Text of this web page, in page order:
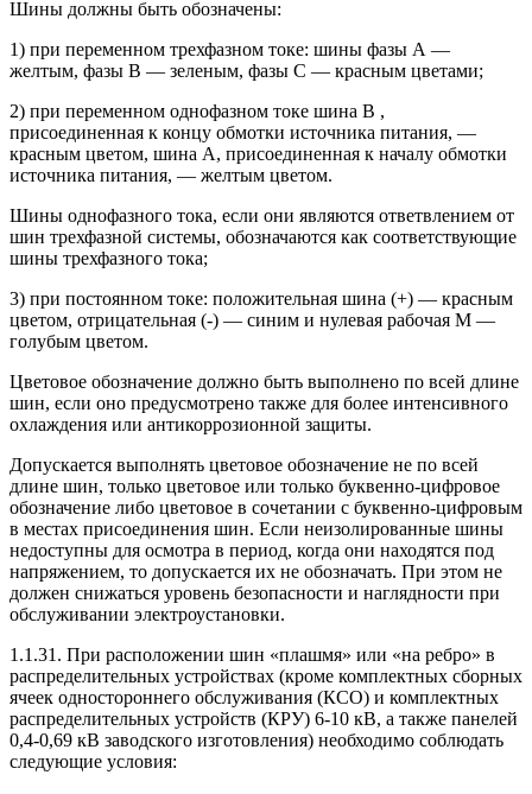
Шины должны быть обозначены:
1) при переменном трехфазном токе: шины фазы А —
желтым, фазы В — зеленым, фазы С — красным цветами;
2) при переменном однофазном токе шина В ,
присоединенная к концу обмотки источника питания, —
красным цветом, шина А, присоединенная к началу обмотки
источника питания, — желтым цветом.
Шины однофазного тока, если они являются ответвлением от
шин трехфазной системы, обозначаются как соответствующие
шины трехфазного тока;
3) при постоянном токе: положительная шина (+) — красным
цветом, отрицательная (-) — синим и нулевая рабочая М —
голубым цветом.
Цветовое обозначение должно быть выполнено по всей длине
шин, если оно предусмотрено также для более интенсивного
охлаждения или антикоррозионной защиты.
Допускается выполнять цветовое обозначение не по всей
длине шин, только цветовое или только буквенно-цифровое
обозначение либо цветовое в сочетании с буквенно-цифровым
в местах присоединения шин. Если неизолированные шины
недоступны для осмотра в период, когда они находятся под
напряжением, то допускается их не обозначать. При этом не
должен снижаться уровень безопасности и наглядности при
обслуживании электроустановки.
1.1.31. При расположении шин «плашмя» или «на ребро» в
распределительных устройствах (кроме комплектных сборных
ячеек одностороннего обслуживания (КСО) и комплектных
распределительных устройств (КРУ) 6-10 кВ, а также панелей
0,4-0,69 кВ заводского изготовления) необходимо соблюдать
следующие условия: